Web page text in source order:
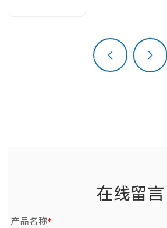
上一页 下一页
在线留言
产品名称*